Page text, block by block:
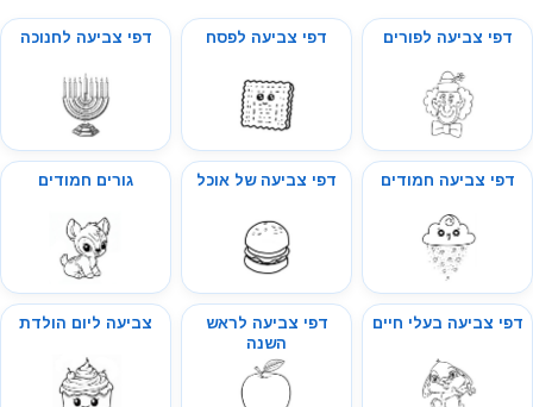
דפי צביעה לפורים דפי צביעה לפסח דפי צביעה לחנוכה
דפי צביעה חמודים דפי צביעה של אוכל גורים חמודים
דפי צביעה בעלי חיים
דפי צביעה לראש
השנה
צביעה ליום הולדת